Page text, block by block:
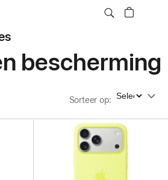
bescherming
Sorteer op: Sorteer op